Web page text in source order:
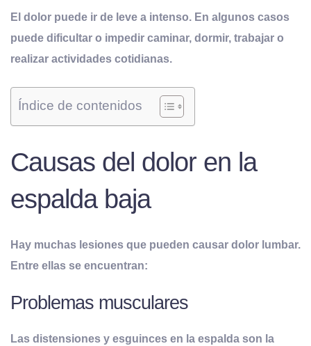
El dolor puede ir de leve a intenso. En algunos casos
puede dificultar o impedir caminar, dormir, trabajar o
realizar actividades cotidianas.
Índice de contenidos
Causas del dolor en la
espalda baja
Hay muchas lesiones que pueden causar dolor lumbar.
Entre ellas se encuentran:
Problemas musculares
Las distensiones y esguinces en la espalda son la